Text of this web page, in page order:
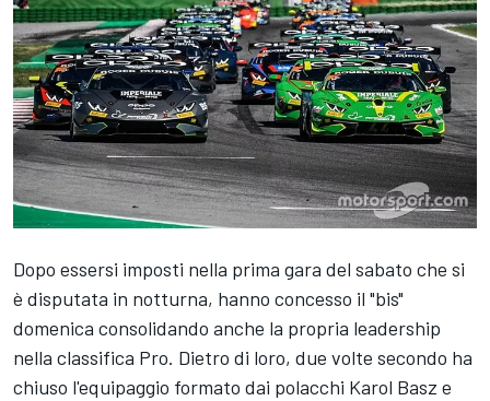
Dopo essersi imposti nella prima gara del sabato che si
è disputata in notturna, hanno concesso il "bis"
domenica consolidando anche la propria leadership
nella classifica Pro. Dietro di loro, due volte secondo ha
chiuso l'equipaggio formato dai polacchi Karol Basz e